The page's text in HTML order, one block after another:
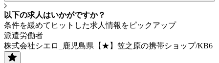
以下の求人はいかがですか？
条件を緩めてヒットした求人情報をピックアップ
派遣労働者
株式会社シエロ_鹿児島県【★】笠之原の携帯ショップ/KB6